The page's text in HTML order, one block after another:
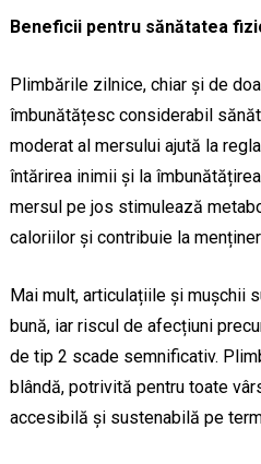
Beneficii pentru sănătatea
Plimbările zilnice, chiar și de
îmbunătățesc considerabil
moderat al mersului ajută la
întărirea inimii și la
mersul pe jos stimulează
caloriilor și contribuie la
Mai mult, articulațiile și mușchii
bună, iar riscul de afecțiuni
de tip 2 scade semnificativ.
blândă, potrivită pentru toate
accesibilă și sustenabilă pe